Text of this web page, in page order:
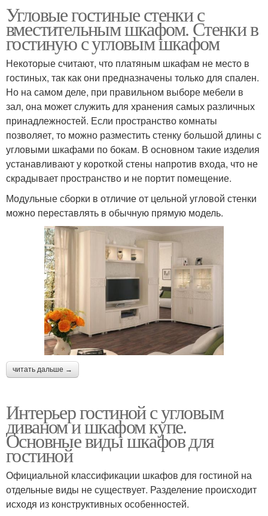
Угловые гостиные стенки с
вместительным шкафом. Стенки в
гостиную с угловым шкафом
Некоторые считают, что платяным шкафам не место в
гостиных, так как они предназначены только для спален.
Но на самом деле, при правильном выборе мебели в
зал, она может служить для хранения самых различных
принадлежностей. Если пространство комнаты
позволяет, то можно разместить стенку большой длины с
угловыми шкафами по бокам. В основном такие изделия
устанавливают у короткой стены напротив входа, что не
скрадывает пространство и не портит помещение.
Модульные сборки в отличие от цельной угловой стенки
можно переставлять в обычную прямую модель.
читать дальше →
Интерьер гостиной с угловым
диваном и шкафом купе.
Основные виды шкафов для
гостиной
Официальной классификации шкафов для гостиной на
отдельные виды не существует. Разделение происходит
исходя из конструктивных особенностей.